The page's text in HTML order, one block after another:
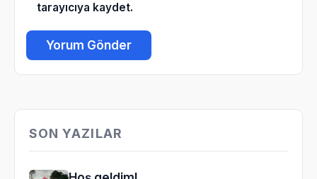
tarayıcıya kaydet.
SON YAZILAR